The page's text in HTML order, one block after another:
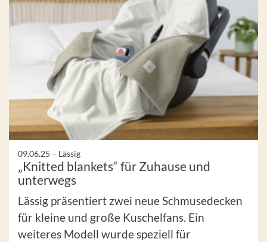
09.06.25 – Lässig
„Knitted blankets“ für Zuhause und
unterwegs
Lässig präsentiert zwei neue Schmusedecken
für kleine und große Kuschelfans. Ein
weiteres Modell wurde speziell für